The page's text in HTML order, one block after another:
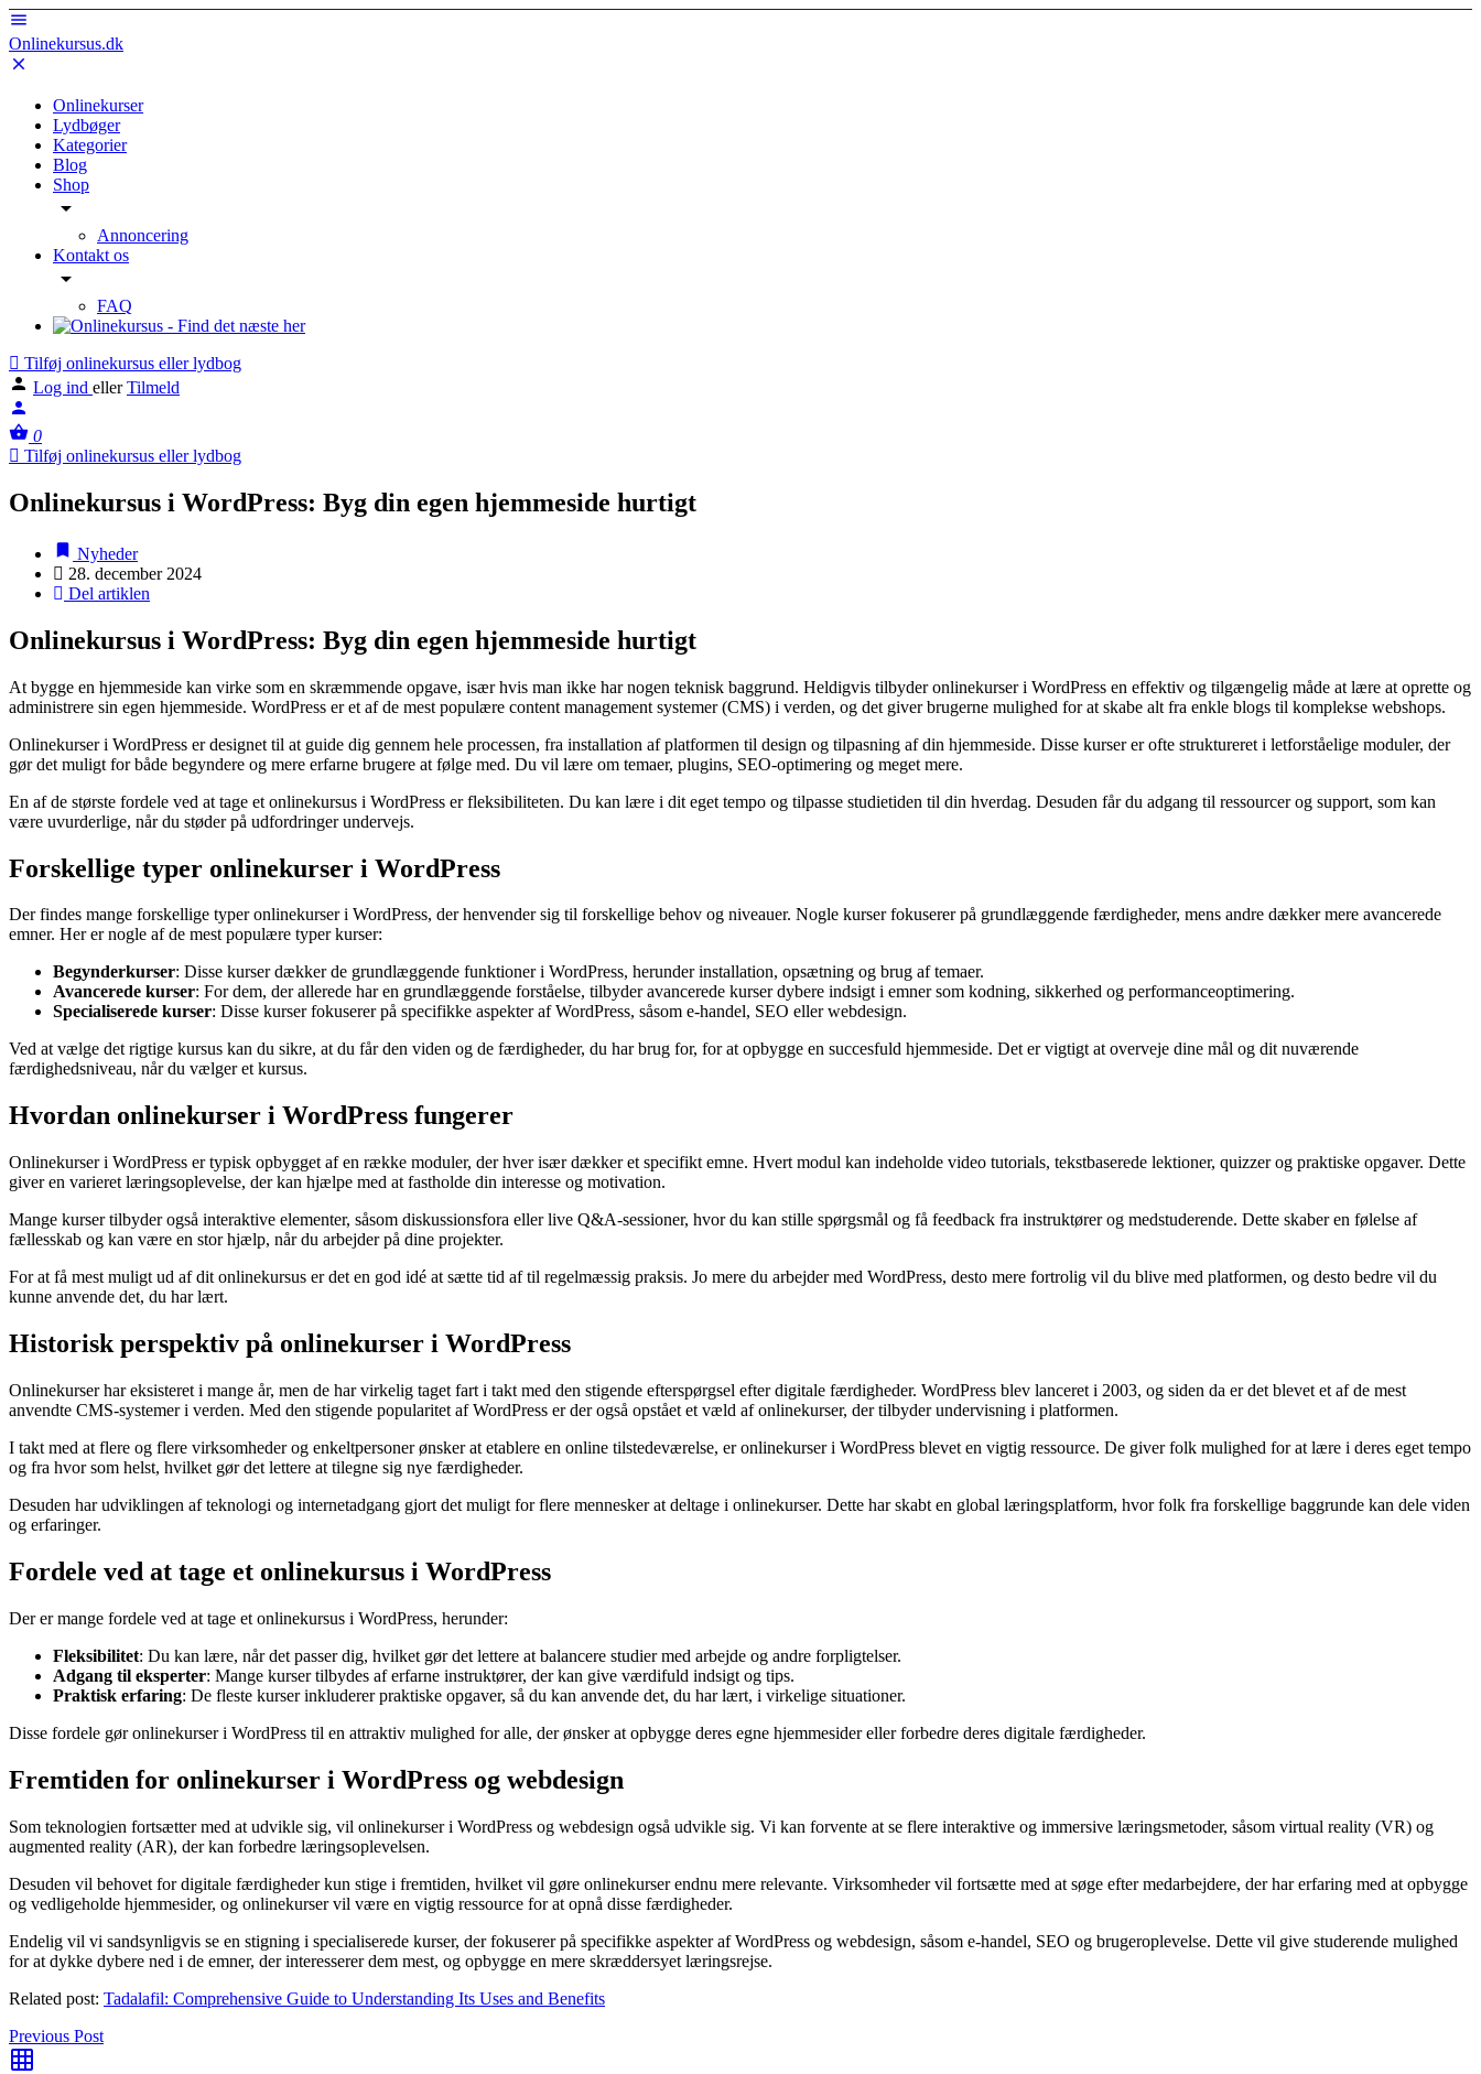
Onlinekursus.dk
Onlinekurser
Lydbøger
Kategorier
Blog
Shop
Annoncering
Kontakt os
FAQ
Tilføj onlinekursus eller lydbog
Log ind eller Tilmeld
0
Tilføj onlinekursus eller lydbog
Onlinekursus i WordPress: Byg din egen hjemmeside hurtigt
Nyheder
28. december 2024
Del artiklen
Onlinekursus i WordPress: Byg din egen hjemmeside hurtigt
At bygge en hjemmeside kan virke som en skræmmende opgave, især hvis man ikke har nogen teknisk baggrund. Heldigvis tilbyder onlinekurser i WordPress en effektiv og tilgængelig måde at lære at oprette og
administrere sin egen hjemmeside. WordPress er et af de mest populære content management systemer (CMS) i verden, og det giver brugerne mulighed for at skabe alt fra enkle blogs til komplekse webshops.
Onlinekurser i WordPress er designet til at guide dig gennem hele processen, fra installation af platformen til design og tilpasning af din hjemmeside. Disse kurser er ofte struktureret i letforståelige moduler, der
gør det muligt for både begyndere og mere erfarne brugere at følge med. Du vil lære om temaer, plugins, SEO-optimering og meget mere.
En af de største fordele ved at tage et onlinekursus i WordPress er fleksibiliteten. Du kan lære i dit eget tempo og tilpasse studietiden til din hverdag. Desuden får du adgang til ressourcer og support, som kan
være uvurderlige, når du støder på udfordringer undervejs.
Forskellige typer onlinekurser i WordPress
Der findes mange forskellige typer onlinekurser i WordPress, der henvender sig til forskellige behov og niveauer. Nogle kurser fokuserer på grundlæggende færdigheder, mens andre dækker mere avancerede
emner. Her er nogle af de mest populære typer kurser:
Begynderkurser: Disse kurser dækker de grundlæggende funktioner i WordPress, herunder installation, opsætning og brug af temaer.
Avancerede kurser: For dem, der allerede har en grundlæggende forståelse, tilbyder avancerede kurser dybere indsigt i emner som kodning, sikkerhed og performanceoptimering.
Specialiserede kurser: Disse kurser fokuserer på specifikke aspekter af WordPress, såsom e-handel, SEO eller webdesign.
Ved at vælge det rigtige kursus kan du sikre, at du får den viden og de færdigheder, du har brug for, for at opbygge en succesfuld hjemmeside. Det er vigtigt at overveje dine mål og dit nuværende
færdighedsniveau, når du vælger et kursus.
Hvordan onlinekurser i WordPress fungerer
Onlinekurser i WordPress er typisk opbygget af en række moduler, der hver især dækker et specifikt emne. Hvert modul kan indeholde video tutorials, tekstbaserede lektioner, quizzer og praktiske opgaver. Dette
giver en varieret læringsoplevelse, der kan hjælpe med at fastholde din interesse og motivation.
Mange kurser tilbyder også interaktive elementer, såsom diskussionsfora eller live Q&A-sessioner, hvor du kan stille spørgsmål og få feedback fra instruktører og medstuderende. Dette skaber en følelse af
fællesskab og kan være en stor hjælp, når du arbejder på dine projekter.
For at få mest muligt ud af dit onlinekursus er det en god idé at sætte tid af til regelmæssig praksis. Jo mere du arbejder med WordPress, desto mere fortrolig vil du blive med platformen, og desto bedre vil du
kunne anvende det, du har lært.
Historisk perspektiv på onlinekurser i WordPress
Onlinekurser har eksisteret i mange år, men de har virkelig taget fart i takt med den stigende efterspørgsel efter digitale færdigheder. WordPress blev lanceret i 2003, og siden da er det blevet et af de mest
anvendte CMS-systemer i verden. Med den stigende popularitet af WordPress er der også opstået et væld af onlinekurser, der tilbyder undervisning i platformen.
I takt med at flere og flere virksomheder og enkeltpersoner ønsker at etablere en online tilstedeværelse, er onlinekurser i WordPress blevet en vigtig ressource. De giver folk mulighed for at lære i deres eget tempo
og fra hvor som helst, hvilket gør det lettere at tilegne sig nye færdigheder.
Desuden har udviklingen af teknologi og internetadgang gjort det muligt for flere mennesker at deltage i onlinekurser. Dette har skabt en global læringsplatform, hvor folk fra forskellige baggrunde kan dele viden
og erfaringer.
Fordele ved at tage et onlinekursus i WordPress
Der er mange fordele ved at tage et onlinekursus i WordPress, herunder:
Fleksibilitet: Du kan lære, når det passer dig, hvilket gør det lettere at balancere studier med arbejde og andre forpligtelser.
Adgang til eksperter: Mange kurser tilbydes af erfarne instruktører, der kan give værdifuld indsigt og tips.
Praktisk erfaring: De fleste kurser inkluderer praktiske opgaver, så du kan anvende det, du har lært, i virkelige situationer.
Disse fordele gør onlinekurser i WordPress til en attraktiv mulighed for alle, der ønsker at opbygge deres egne hjemmesider eller forbedre deres digitale færdigheder.
Fremtiden for onlinekurser i WordPress og webdesign
Som teknologien fortsætter med at udvikle sig, vil onlinekurser i WordPress og webdesign også udvikle sig. Vi kan forvente at se flere interaktive og immersive læringsmetoder, såsom virtual reality (VR) og
augmented reality (AR), der kan forbedre læringsoplevelsen.
Desuden vil behovet for digitale færdigheder kun stige i fremtiden, hvilket vil gøre onlinekurser endnu mere relevante. Virksomheder vil fortsætte med at søge efter medarbejdere, der har erfaring med at opbygge
og vedligeholde hjemmesider, og onlinekurser vil være en vigtig ressource for at opnå disse færdigheder.
Endelig vil vi sandsynligvis se en stigning i specialiserede kurser, der fokuserer på specifikke aspekter af WordPress og webdesign, såsom e-handel, SEO og brugeroplevelse. Dette vil give studerende mulighed
for at dykke dybere ned i de emner, der interesserer dem mest, og opbygge en mere skræddersyet læringsrejse.
Related post: Tadalafil: Comprehensive Guide to Understanding Its Uses and Benefits
Previous Post